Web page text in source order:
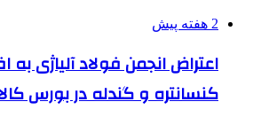
2 هفته پیش
اعتراض انجمن فولاد آلیاژی
کنسانتره و گندله در بورس